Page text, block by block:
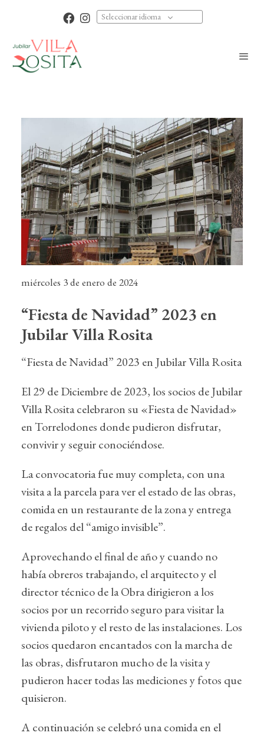
Seleccionar idioma
miércoles 3 de enero de 2024
“Fiesta de Navidad” 2023 en
Jubilar Villa Rosita
“Fiesta de Navidad” 2023 en Jubilar Villa Rosita
El 29 de Diciembre de 2023, los socios de Jubilar
Villa Rosita celebraron su «Fiesta de Navidad»
en Torrelodones donde pudieron disfrutar,
convivir y seguir conociéndose.
La convocatoria fue muy completa, con una
visita a la parcela para ver el estado de las obras,
comida en un restaurante de la zona y entrega
de regalos del “amigo invisible”.
Aprovechando el final de año y cuando no
había obreros trabajando, el arquitecto y el
director técnico de la Obra dirigieron a los
socios por un recorrido seguro para visitar la
vivienda piloto y el resto de las instalaciones. Los
socios quedaron encantados con la marcha de
las obras, disfrutaron mucho de la visita y
pudieron hacer todas las mediciones y fotos que
quisieron.
A continuación se celebró una comida en el